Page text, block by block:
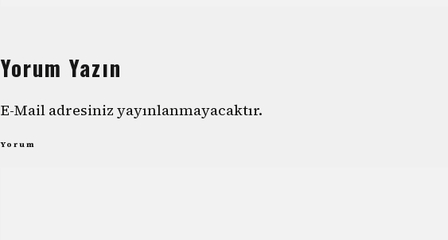
Yorum Yazın
E-Mail adresiniz yayınlanmayacaktır.
Yorum